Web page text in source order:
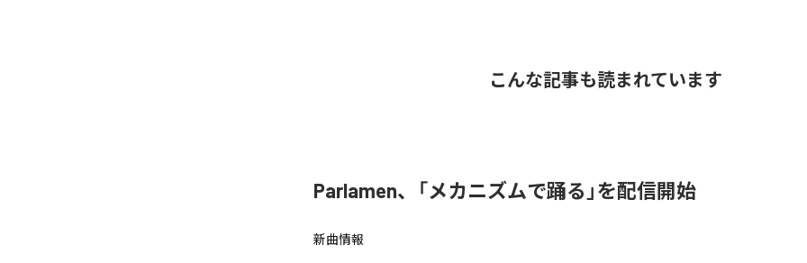
こんな記事も読まれています
Parlamen、「メカニズムで踊る」を配信開始
新曲情報